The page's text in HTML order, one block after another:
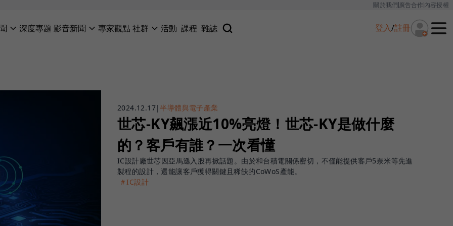
關於我們廣告合作內容授權
深度專題 影音新聞 專家觀點社群 活動 課程 雜誌 登入/註冊
2024.12.17|半導體與電子產業
世芯-KY飆漲近10%亮燈！世芯-KY是做什麼
的？客戶有誰？一次看懂
IC設計廠世芯因亞馬遜入股再掀話題。由於和台積電關係密切，不僅能提供客戶5奈米等先進
製程的設計，還能讓客戶獲得關鍵且稀缺的CoWoS產能。
＃IC設計